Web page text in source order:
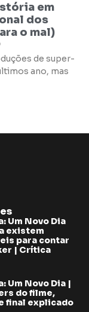
em
dos
o mal)
de super-
ano, mas
Um Novo Dia
existem
para contar
| Crítica
Um Novo Dia |
do filme,
final explicado